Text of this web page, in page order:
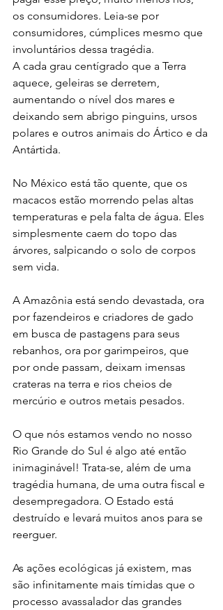
os consumidores. Leia-se por
consumidores, cúmplices mesmo que
involuntários dessa tragédia.
A cada grau centígrado que a Terra
aquece, geleiras se derretem,
aumentando o nível dos mares e
deixando sem abrigo pinguins, ursos
polares e outros animais do Ártico e da
Antártida.
No México está tão quente, que os
macacos estão morrendo pelas altas
temperaturas e pela falta de água. Eles
simplesmente caem do topo das
árvores, salpicando o solo de corpos
sem vida.
A Amazônia está sendo devastada, ora
por fazendeiros e criadores de gado
em busca de pastagens para seus
rebanhos, ora por garimpeiros, que
por onde passam, deixam imensas
crateras na terra e rios cheios de
mercúrio e outros metais pesados.
O que nós estamos vendo no nosso
Rio Grande do Sul é algo até então
inimaginável! Trata-se, além de uma
tragédia humana, de uma outra fiscal e
desempregadora. O Estado está
destruído e levará muitos anos para se
reerguer.
As ações ecológicas já existem, mas
são infinitamente mais tímidas que o
processo avassalador das grandes